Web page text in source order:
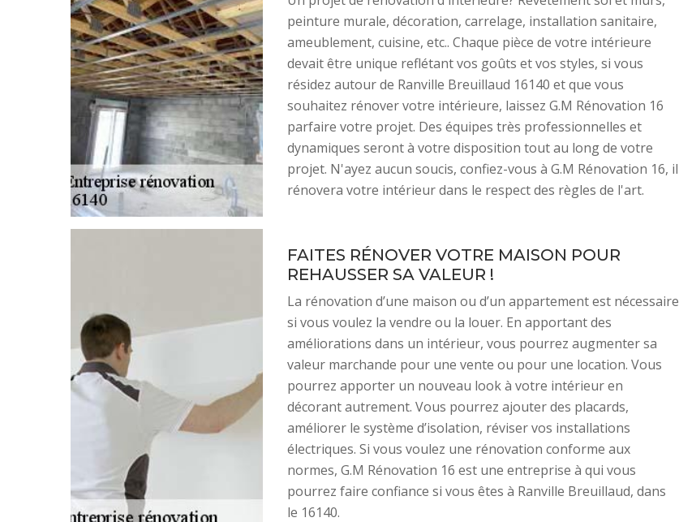
peinture murale, décoration, carrelage, installation sanitaire,
ameublement, cuisine, etc.. Chaque pièce de votre intérieure
devait être unique reflétant vos goûts et vos styles, si vous
résidez autour de Ranville Breuillaud 16140 et que vous
souhaitez rénover votre intérieure, laissez G.M Rénovation 16
parfaire votre projet. Des équipes très professionnelles et
dynamiques seront à votre disposition tout au long de votre
projet. N'ayez aucun soucis, confiez-vous à G.M Rénovation 16, il
rénovera votre intérieur dans le respect des règles de l'art.
FAITES RÉNOVER VOTRE MAISON POUR
REHAUSSER SA VALEUR !
La rénovation d’une maison ou d’un appartement est nécessaire
si vous voulez la vendre ou la louer. En apportant des
améliorations dans un intérieur, vous pourrez augmenter sa
valeur marchande pour une vente ou pour une location. Vous
pourrez apporter un nouveau look à votre intérieur en
décorant autrement. Vous pourrez ajouter des placards,
améliorer le système d’isolation, réviser vos installations
électriques. Si vous voulez une rénovation conforme aux
normes, G.M Rénovation 16 est une entreprise à qui vous
pourrez faire confiance si vous êtes à Ranville Breuillaud, dans
le 16140.